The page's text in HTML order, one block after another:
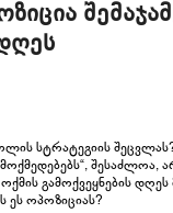
სტრატეგიის
მოქმედებებს“,
ოქმის გამოქვეყნების
ეს ოპოზიციას?